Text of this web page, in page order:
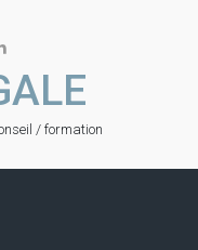
/ formation